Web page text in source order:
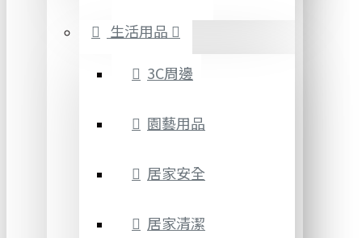
生活用品
3C周邊
園藝用品
居家安全
居家清潔